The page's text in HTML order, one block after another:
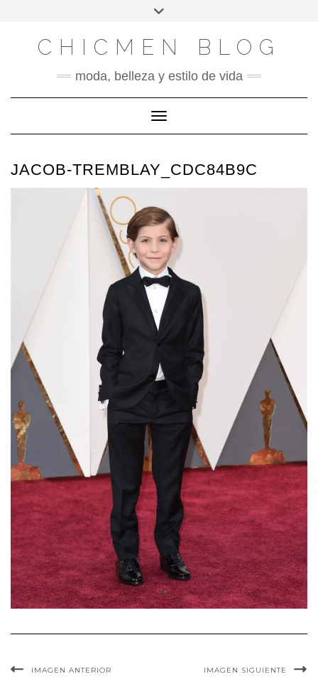
Alternar
cabecera
CHICMEN BLOG
moda, belleza y estilo de vida
Cambiar modo de navegación
JACOB-TREMBLAY_CDC84B9C
IMAGEN ANTERIOR IMAGEN SIGUIENTE